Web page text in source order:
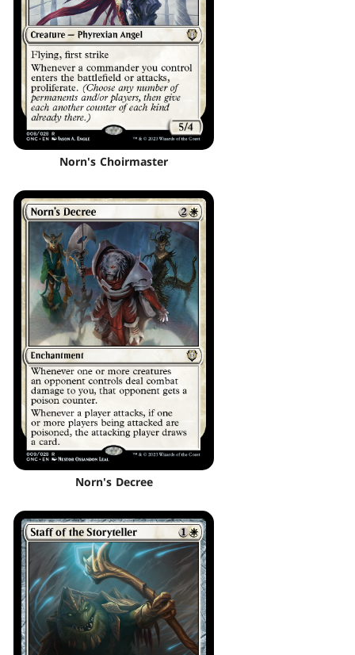
Norn's Choirmaster
Norn's Decree